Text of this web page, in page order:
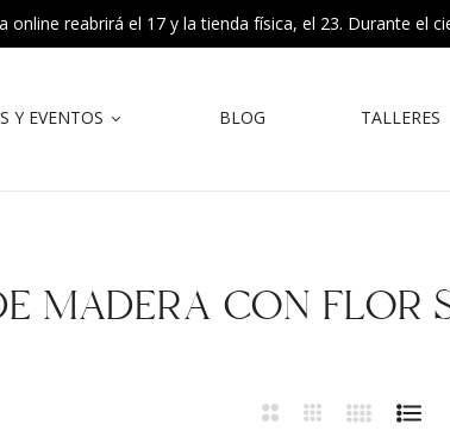
reabrirá el 17 y la tienda física, el 23. Durante el
Y EVENTOS BLOG TALLERES
MADERA CON FLOR